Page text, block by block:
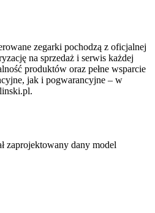
zegarki pochodzą z oficjalnej
na sprzedaż i serwis każdej
produktów oraz pełne wsparcie
jak i pogwarancyjne – w
zaprojektowany dany model